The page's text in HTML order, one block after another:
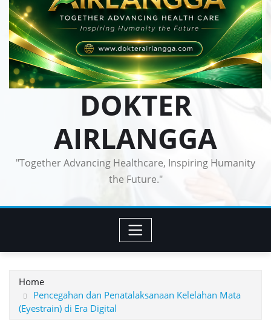
DOKTER
AIRLANGGA
"Together Advancing Healthcare, Inspiring Humanity
the Future."
Home
Pencegahan dan Penatalaksanaan Kelelahan Mata
(Eyestrain) di Era Digital